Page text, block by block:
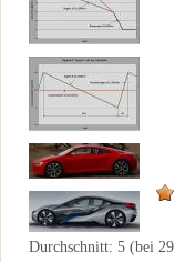
Durchschnitt: 5 (bei 29